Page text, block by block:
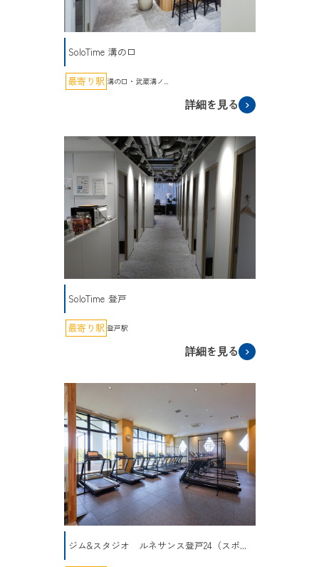
SoloTime 溝の口
最寄り駅 溝の口・武蔵溝ノ...
詳細を見る
SoloTime 登戸
最寄り駅 登戸駅
詳細を見る
ジム&スタジオ ルネサンス登戸24（スポ...